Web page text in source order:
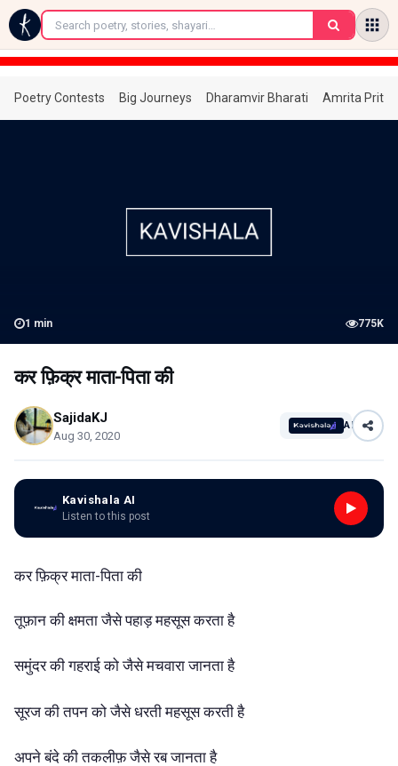
←
Poetry Contests Big Journeys Dharamvir Bharati Amrita
1 min 775K
कर फ़िक्र माता-पिता की
SajidaKJ
Aug 30, 2020
AI
Kavishala AI
Listen to this post
कर फ़िक्र माता-पिता की
तूफ़ान की क्षमता जैसे पहाड़ महसूस करता है
समुंदर की गहराई को जैसे मचवारा जानता है
सूरज की तपन को जैसे धरती महसूस करती है
अपने बंदे की तकलीफ़ जैसे रब जानता है